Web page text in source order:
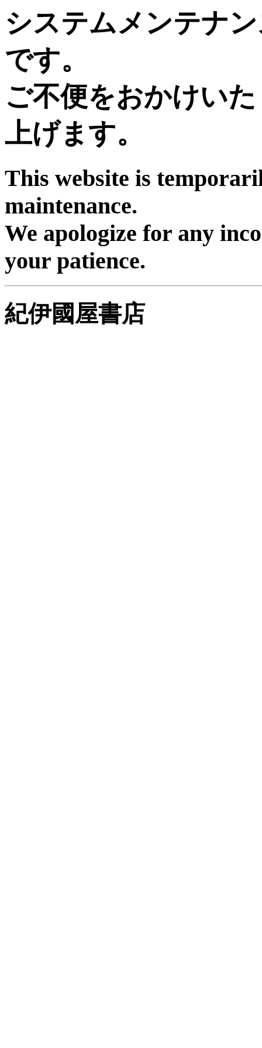
システムメンテナ
です。
ご不便をおかけい
上げます。
This website is
maintenance.
We apologize for any
your patience.
紀伊國屋書店